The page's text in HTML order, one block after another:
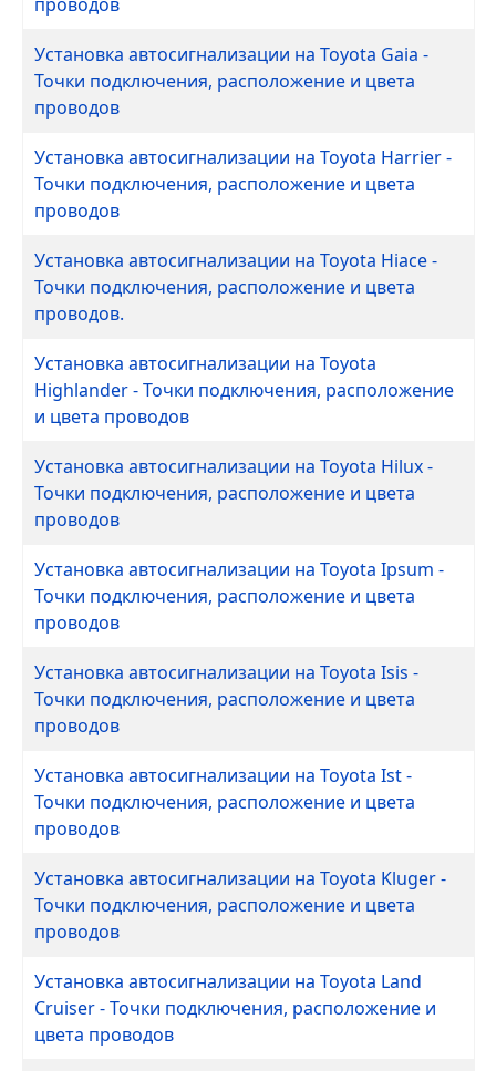
Установка автосигнализации на Toyota Gaia -
Точки подключения, расположение и цвета
проводов
Установка автосигнализации на Toyota Harrier -
Точки подключения, расположение и цвета
проводов
Установка автосигнализации на Toyota Hiace -
Точки подключения, расположение и цвета
проводов.
Установка автосигнализации на Toyota
Highlander - Точки подключения, расположение
и цвета проводов
Установка автосигнализации на Toyota Hilux -
Точки подключения, расположение и цвета
проводов
Установка автосигнализации на Toyota Ipsum -
Точки подключения, расположение и цвета
проводов
Установка автосигнализации на Toyota Isis -
Точки подключения, расположение и цвета
проводов
Установка автосигнализации на Toyota Ist -
Точки подключения, расположение и цвета
проводов
Установка автосигнализации на Toyota Kluger -
Точки подключения, расположение и цвета
проводов
Установка автосигнализации на Toyota Land
Cruiser - Точки подключения, расположение и
цвета проводов